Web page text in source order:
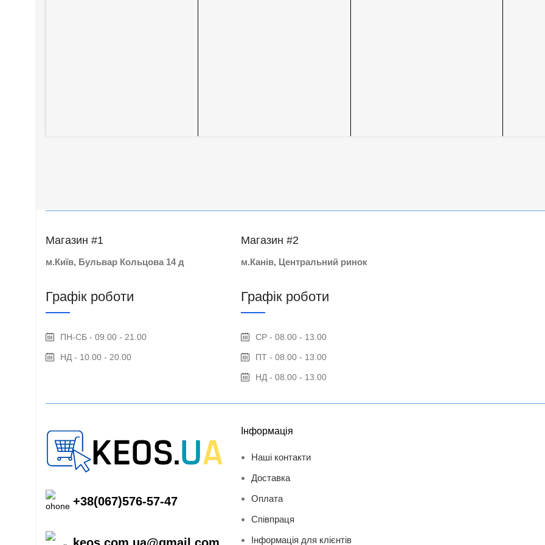
Магазин #1
м.Київ, Бульвар Кольцова 14 д
Графік роботи
ПН-СБ - 09.00 - 21.00
НД - 10.00 - 20.00
Магазин #2
м.Канів, Центральний ринок
Графік роботи
СР - 08.00 - 13.00
ПТ - 08.00 - 13.00
НД - 08.00 - 13.00
+38(067)576-57-47
Інформація
Наші контакти
Доставка
Оплата
Співпраця
Інформація для клієнтів